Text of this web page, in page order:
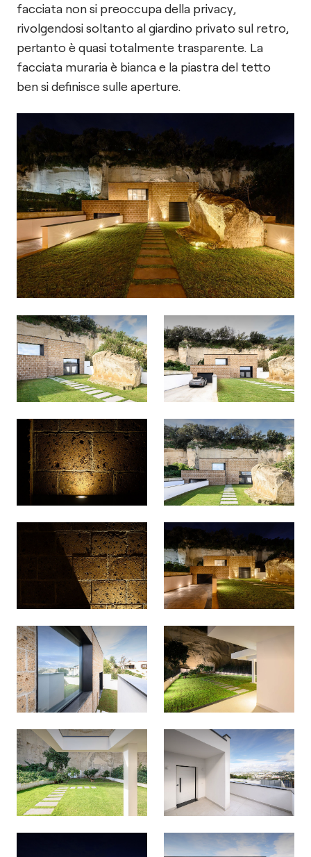
facciata non si preoccupa della privacy,
rivolgendosi soltanto al giardino privato sul retro,
pertanto è quasi totalmente trasparente. La
facciata muraria è bianca e la piastra del tetto
ben si definisce sulle aperture.